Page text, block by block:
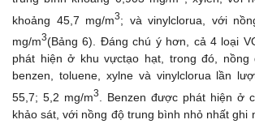
khoảng 45,7 mg/m3; và vinylclorua, với
mg/m3(Bảng 6). Đáng chú ý hơn, cả 4 loại
phát hiện ở khu vựctạo hạt, trong đó, nồng
benzen, toluene, xylne và vinylclorua lần
55,7; 5,2 mg/m3
. Benzen được phát hiện ở
khảo sát, với nồng độ trung bình nhỏ nhất ghi